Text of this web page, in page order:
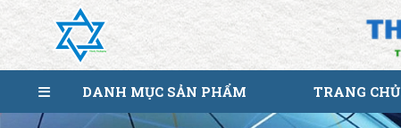
DANH MỤC SẢN PHẨM TRANG CHỦ